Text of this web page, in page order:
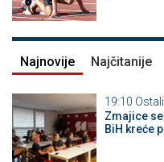
Najnovije Najčitanije
19:10
Zmajice
BiH kreće